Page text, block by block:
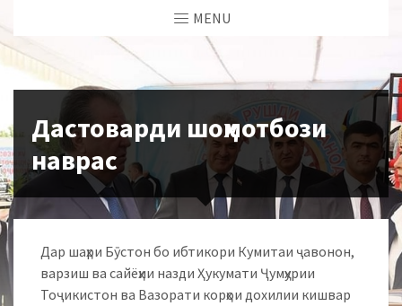
MENU
Дастоварди шоҳмотбози
наврас
Дар шаҳри Бӯстон бо ибтикори Кумитаи ҷавонон,
варзиш ва сайёҳии назди Ҳукумати Ҷумҳурии
Тоҷикистон ва Вазорати корҳои дохилии кишвар